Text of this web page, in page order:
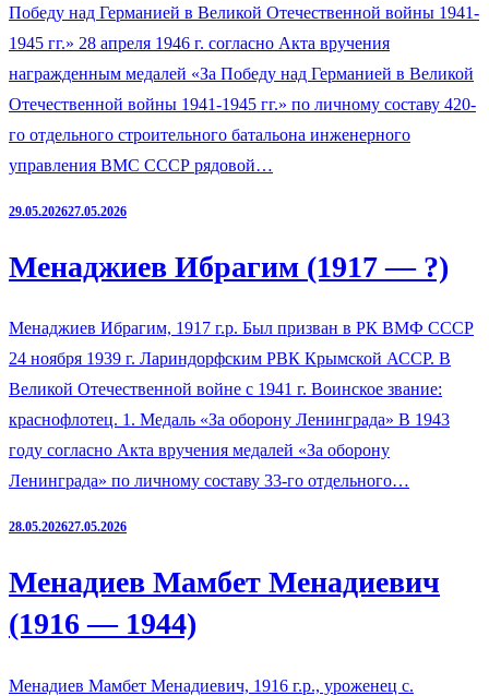
Победу над Германией в Великой Отечественной войны 1941-
1945 гг.» 28 апреля 1946 г. согласно Акта вручения
награжденным медалей «За Победу над Германией в Великой
Отечественной войны 1941-1945 гг.» по личному составу 420-
го отдельного строительного батальона инженерного
управления ВМС СССР рядовой…
29.05.202627.05.2026
Менаджиев Ибрагим (1917 — ?)
Менаджиев Ибрагим, 1917 г.р. Был призван в РК ВМФ СССР
24 ноября 1939 г. Лариндорфским РВК Крымской АССР. В
Великой Отечественной войне с 1941 г. Воинское звание:
краснофлотец. 1. Медаль «За оборону Ленинграда» В 1943
году согласно Акта вручения медалей «За оборону
Ленинграда» по личному составу 33-го отдельного…
28.05.202627.05.2026
Менадиев Мамбет Менадиевич
(1916 — 1944)
Менадиев Мамбет Менадиевич, 1916 г.р., уроженец с.